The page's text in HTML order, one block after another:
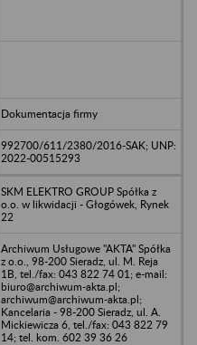
Dokumentacja firmy
992700/611/2380/2016-SAK; UNP:
2022-00515293
SKM ELEKTRO GROUP Spółka z
o.o. w likwidacji - Głogówek, Rynek
22
Archiwum Usługowe "AKTA" Spółka
z o.o., 98-200 Sieradz, ul. M. Reja
1B, tel./fax: 043 822 74 01; e-mail:
biuro@archiwum-akta.pl;
archiwum@archiwum-akta.pl;
Kancelaria - 98-200 Sieradz, ul. A.
Mickiewicza 6, tel./fax: 043 822 79
14; tel. kom. 602 39 36 26